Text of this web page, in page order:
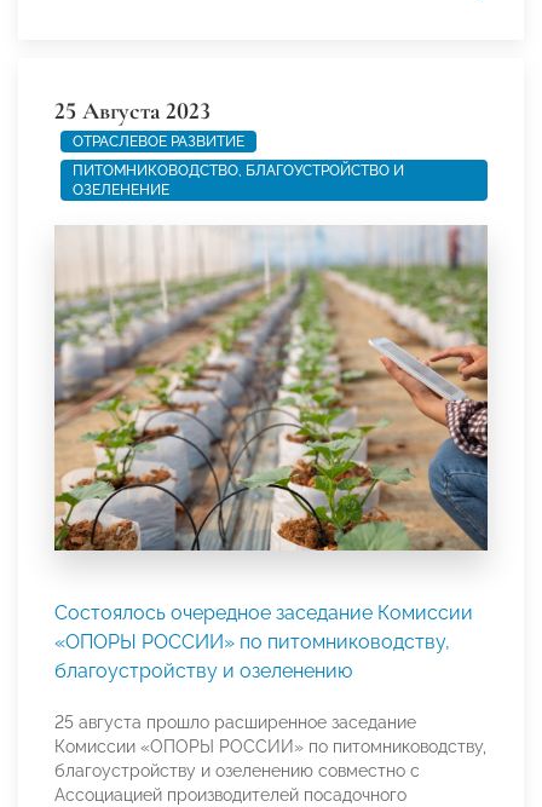
25 Августа 2023
ОТРАСЛЕВОЕ РАЗВИТИЕ
ПИТОМНИКОВОДСТВО, БЛАГОУСТРОЙСТВО И
ОЗЕЛЕНЕНИЕ
Состоялось очередное заседание Комиссии
«ОПОРЫ РОССИИ» по питомниководству,
благоустройству и озеленению
25 августа прошло расширенное заседание
Комиссии «ОПОРЫ РОССИИ» по питомниководству,
благоустройству и озеленению совместно с
Ассоциацией производителей посадочного